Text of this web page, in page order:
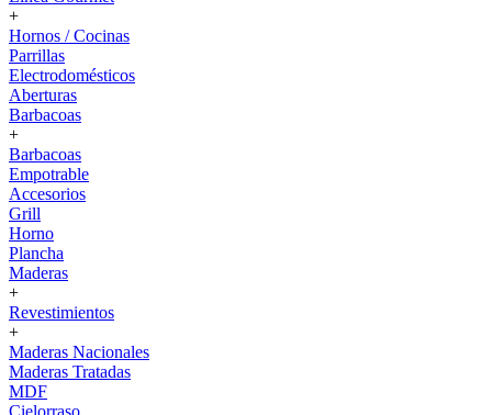
+
Hornos / Cocinas
Parrillas
Electrodomésticos
Aberturas
Barbacoas
+
Barbacoas
Empotrable
Accesorios
Grill
Horno
Plancha
Maderas
+
Revestimientos
+
Maderas Nacionales
Maderas Tratadas
MDF
Cielorraso